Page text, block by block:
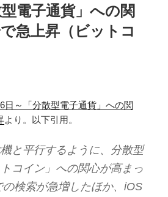
電子通貨」への関
急上昇（ビットコ
日～「分散型電子通貨」への関
より。以下引用。
と平行するように、分散型
コイン」への関心が高まっ
の検索が急増したほか、iOS